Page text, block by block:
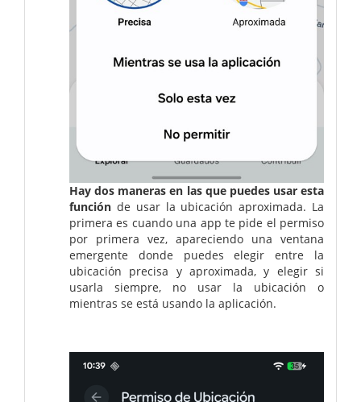
Hay dos maneras en las que puedes usar esta
función de usar la ubicación aproximada. La
primera es cuando una app te pide el permiso
por primera vez, apareciendo una ventana
emergente donde puedes elegir entre la
ubicación precisa y aproximada, y elegir si
usarla siempre, no usar la ubicación o
mientras se está usando la aplicación.